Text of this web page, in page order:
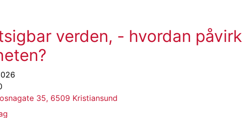
verden, - hvordan
35, 6509 Kristiansund